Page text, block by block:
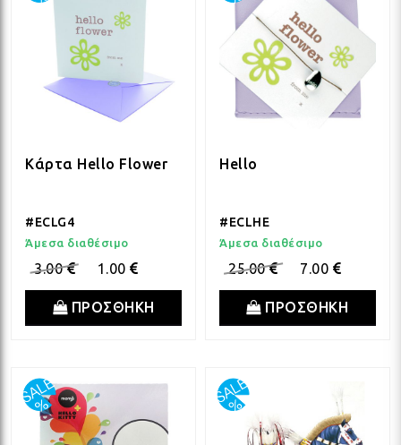
Κάρτα Hello Flower
#ECLG4
Άμεσα διαθέσιμο
3.00 1.00
ΠΡΟΣΘΗΚΗ
Hello
#ECLHE
Άμεσα διαθέσιμο
25.00 7.00
ΠΡΟΣΘΗΚΗ